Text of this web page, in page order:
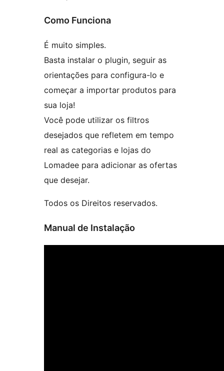
Como Funciona
É muito simples.
Basta instalar o plugin, seguir as
orientações para configura-lo e
começar a importar produtos para
sua loja!
Você pode utilizar os filtros
desejados que refletem em tempo
real as categorias e lojas do
Lomadee para adicionar as ofertas
que desejar.
Todos os Direitos reservados.
Manual de Instalação